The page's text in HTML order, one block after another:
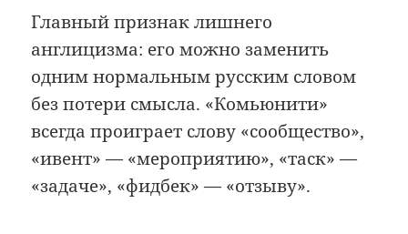
Главный признак лишнего
англицизма: его можно заменить
одним нормальным русским словом
без потери смысла. «Комьюнити»
всегда проиграет слову «сообщество»,
«ивент» — «мероприятию», «таск» —
«задаче», «фидбек» — «отзыву».